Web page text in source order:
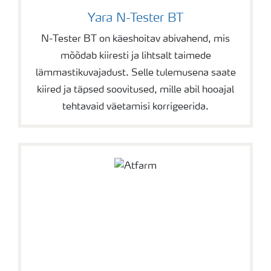
Yara N-Tester BT
N-Tester BT on käeshoitav abivahend, mis
mõõdab kiiresti ja lihtsalt taimede
lämmastikuvajadust. Selle tulemusena saate
kiired ja täpsed soovitused, mille abil hooajal
tehtavaid väetamisi korrigeerida.